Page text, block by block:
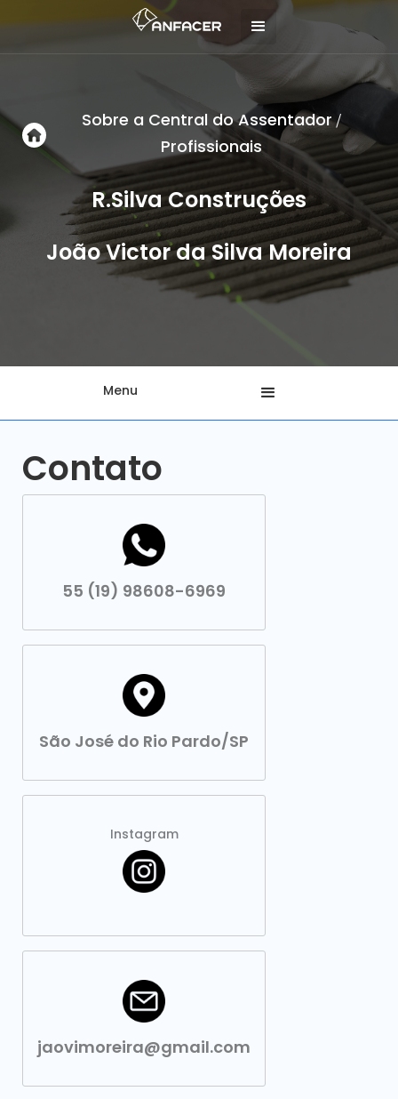
Sobre a Central do Assentador/
Profissionais
R.Silva Construções
João Victor da Silva Moreira
Menu
Contato
55 (19) 98608-6969
São José do Rio Pardo/SP
Instagram
jaovimoreira@gmail.com